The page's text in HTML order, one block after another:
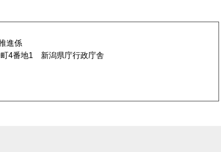
進係
4番地1 新潟県庁行政庁舎